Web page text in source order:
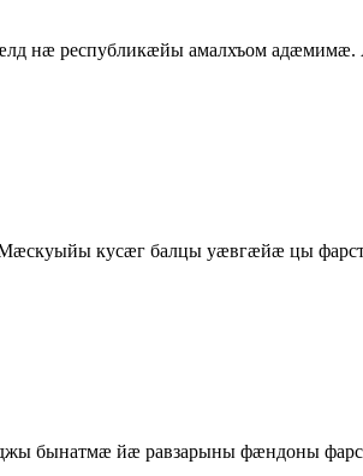
нæ республикæйы амалхъом
кусæг балцы уæвгæйæ цы
бынатмæ йæ равзарыны фæндоны